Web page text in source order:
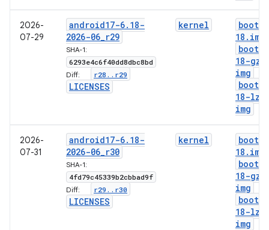
2026-
07-29
android17-6. 18-
2026-06_r29
SHA-1:
6293e4c6f40dd8dbc8bd
Diff: r28 . . r29
LICENSES
kernel
boot-6
18 . img
boot-6
18-gz
img
boot-6
18-lz4
img
2026-
07-31
android17-6. 18-
2026-06_r30
SHA-1:
4fd79c45339b2cbbad9f
Diff: r29 . . r30
LICENSES
kernel
boot-6
18 . img
boot-6
18-gz
img
boot-6
18-lz4
img